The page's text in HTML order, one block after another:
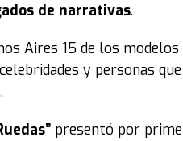
de narrativas.
Aires 15 de los
y personas
presentó por